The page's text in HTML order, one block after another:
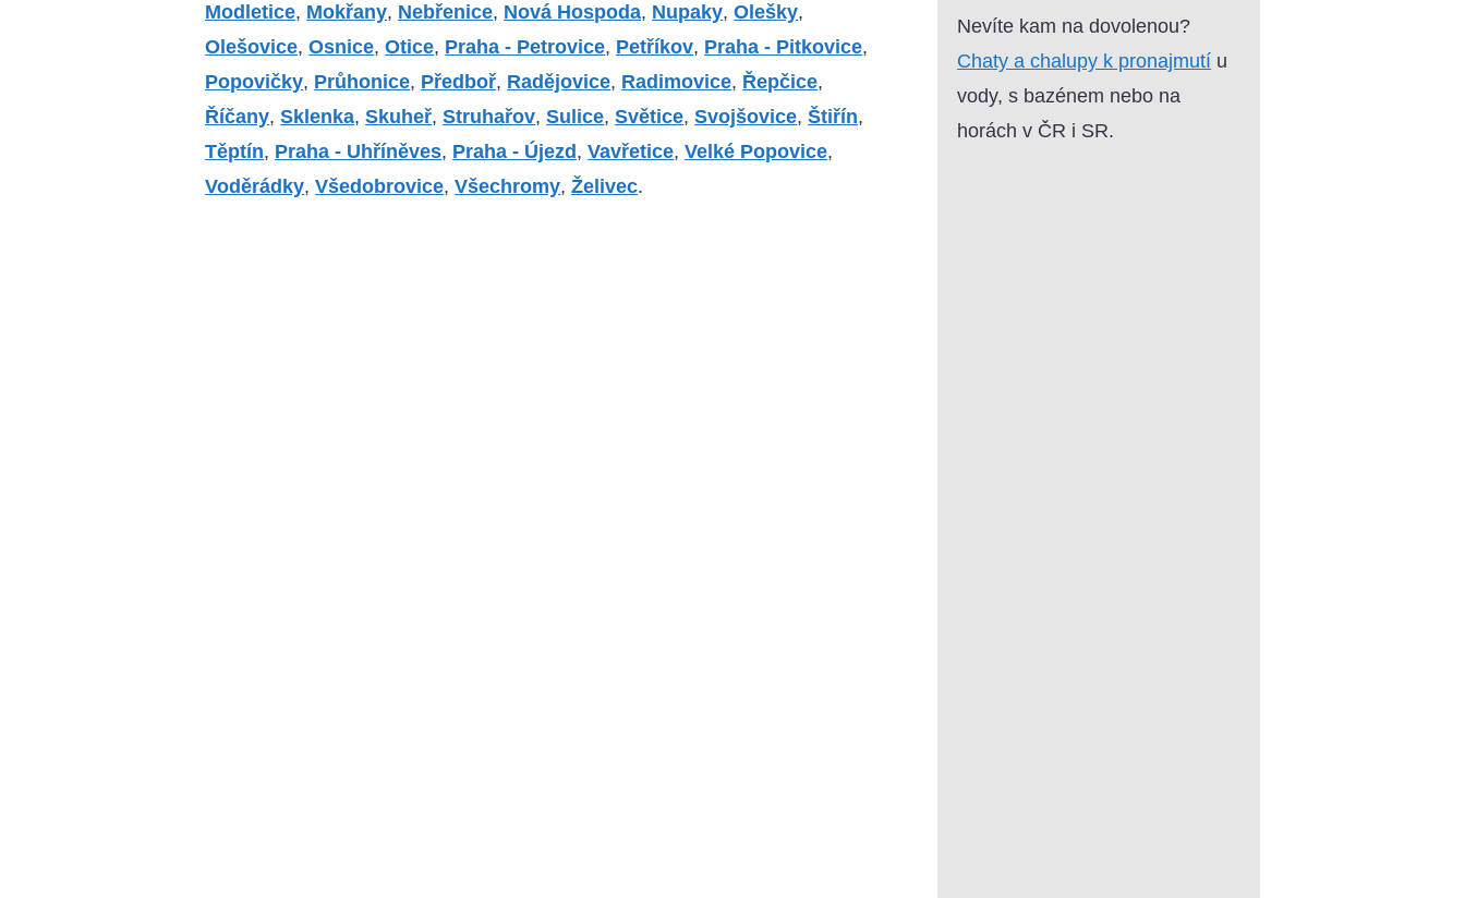
Modletice, Mokřany, Nebřenice, Nová Hospoda, Nupaky,Olešky,
Olešovice,Osnice,Otice, Praha - Petrovice, Petříkov, Praha - Pitkovice,
Popovičky, Průhonice, Předboř, Radějovice, Radimovice, Řepčice,
Říčany,Sklenka,Skuheř,Struhařov,Sulice,Světice,Svojšovice,Štiřín,
Těptín, Praha - Uhříněves, Praha - Újezd ,Vavřetice,Velké Popovice,
Voděrádky,Všedobrovice,Všechromy,Želivec.
Nevíte kam na dovolenou?
Chaty a chalupy k pronajmutí u
vody, s bazénem nebo na
horách v ČR i SR.